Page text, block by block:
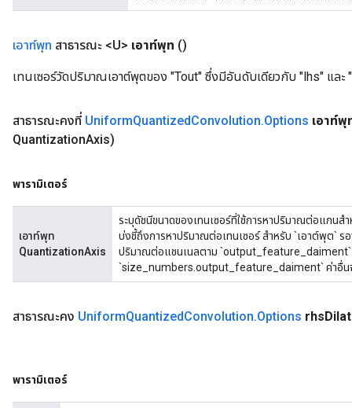
เอาท์พุท สาธารณะ <U> เอาท์พุท ()
เทนเซอร์วัดปริมาณเอาต์พุตของ "Tout" ซึ่งมีอันดับเดียวกับ "lhs" และ
สาธารณะคงที่ UniformQuantizedConvolution.Options เอาท์
QuantizationAxis)
พารามิเตอร์
เอาท์พุท
QuantizationAxis
ระบุดัชนีขนาดของเทนเซอร์ที่ใช้การหาปริมาณต่อแกนส
บ่งชี้ถึงการหาปริมาณต่อเทนเซอร์ สำหรับ `เอาต์พุต` ร
ปริมาณต่อแชนเนลตาม `output_feature_daiment`
`size_numbers.output_feature_daiment` ค่าอื่นจ
สาธารณะคง UniformQuantizedConvolution.Options rhs
พารามิเตอร์